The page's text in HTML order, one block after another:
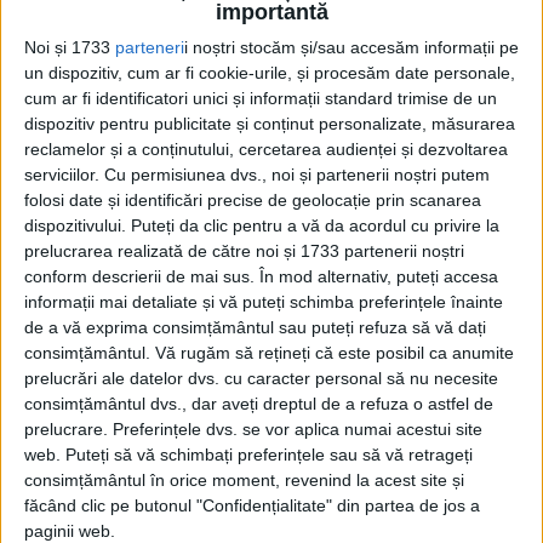
importantă
Noi și 1733 partenerii noștri stocăm și/sau accesăm informații pe
un dispozitiv, cum ar fi cookie-urile, și procesăm date personale,
cum ar fi identificatori unici și informații standard trimise de un
dispozitiv pentru publicitate și conținut personalizate, măsurarea
reclamelor și a conținutului, cercetarea audienței și dezvoltarea
serviciilor. Cu permisiunea dvs., noi și partenerii noștri putem
folosi date și identificări precise de geolocație prin scanarea
dispozitivului. Puteți da clic pentru a vă da acordul cu privire la
prelucrarea realizată de către noi și 1733 partenerii noștri
conform descrierii de mai sus. În mod alternativ, puteți accesa
informații mai detaliate și vă puteți schimba preferințele înainte
de a vă exprima consimțământul sau puteți refuza să vă dați
consimțământul. Vă rugăm să rețineți că este posibil ca anumite
prelucrări ale datelor dvs. cu caracter personal să nu necesite
consimțământul dvs., dar aveți dreptul de a refuza o astfel de
prelucrare. Preferințele dvs. se vor aplica numai acestui site
web. Puteți să vă schimbați preferințele sau să vă retrageți
consimțământul în orice moment, revenind la acest site și
făcând clic pe butonul "Confidențialitate" din partea de jos a
paginii web.
pentru funeraliile regelui Edward al VII-lea. Printre...
Cea mai mare revistă de istorie din Europa!.
Media KIT
PORTOFOLIU
Capital
Evenimentul Zilei
Doctorul Zilei